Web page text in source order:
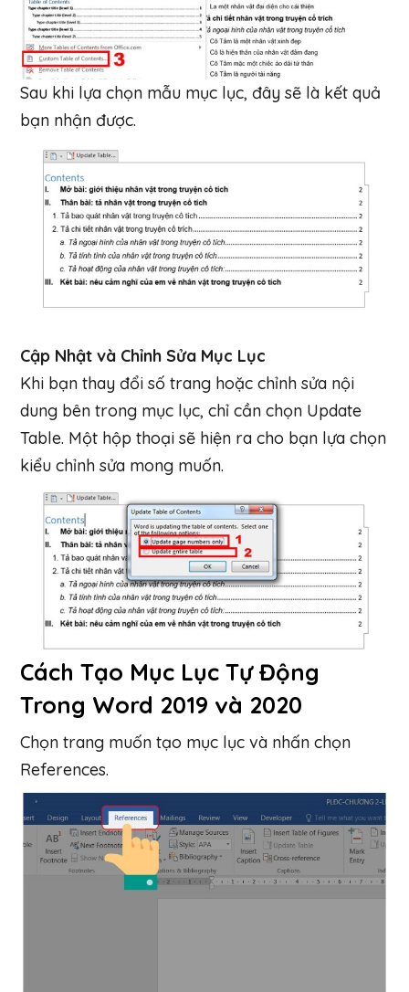
Sau khi lựa chọn mẫu mục lục, đây sẽ là kết quả
bạn nhận được.
Cập Nhật và Chỉnh Sửa Mục Lục
Khi bạn thay đổi số trang hoặc chỉnh sửa nội
dung bên trong mục lục, chỉ cần chọn Update
Table. Một hộp thoại sẽ hiện ra cho bạn lựa chọn
kiểu chỉnh sửa mong muốn.
Cách Tạo Mục Lục Tự Động
Trong Word 2019 và 2020
Chọn trang muốn tạo mục lục và nhấn chọn
References.